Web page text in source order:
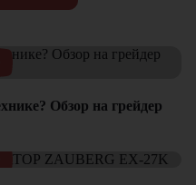
Обзор на грейдер